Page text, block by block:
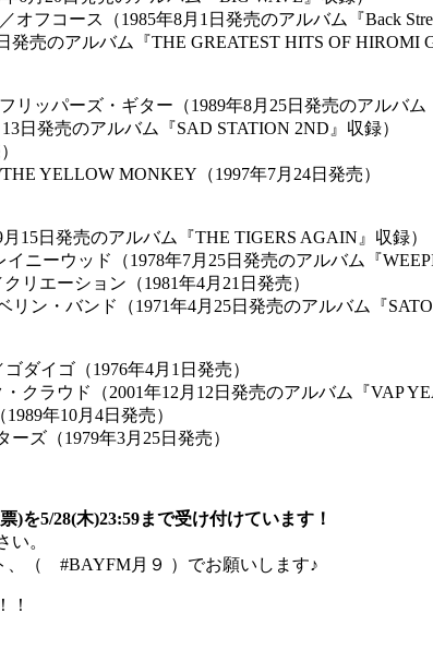
フコース（1985年8月1日発売のアルバム『Back
発売のアルバム『THE GREATEST HITS OF HIROMI
リッパーズ・ギター（1989年8月25日発売のアルバム
日発売のアルバム『SAD STATION 2ND』収録）
YELLOW MONKEY（1997年7月24日発売）
15日発売のアルバム『THE TIGERS AGAIN』収録）
ニーウッド（1978年7月25日発売のアルバム『
リエーション（1981年4月21日発売）
ン・バンド（1971年4月25日発売のアルバム『
ダイゴ（1976年4月1日発売）
クラウド（2001年12月12日発売のアルバム『VAP
年10月4日発売）
ズ（1979年3月25日発売）
)を5/28(木)23:59まで受け付けています！
い。
、（ #BAYFM月９ ）でお願いします♪
！